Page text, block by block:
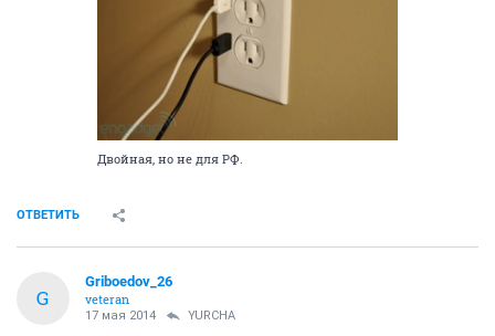
Двойная, но не для РФ.
ОТВЕТИТЬ
G
Griboedov_26
veteran
17 мая 2014 YURСНА